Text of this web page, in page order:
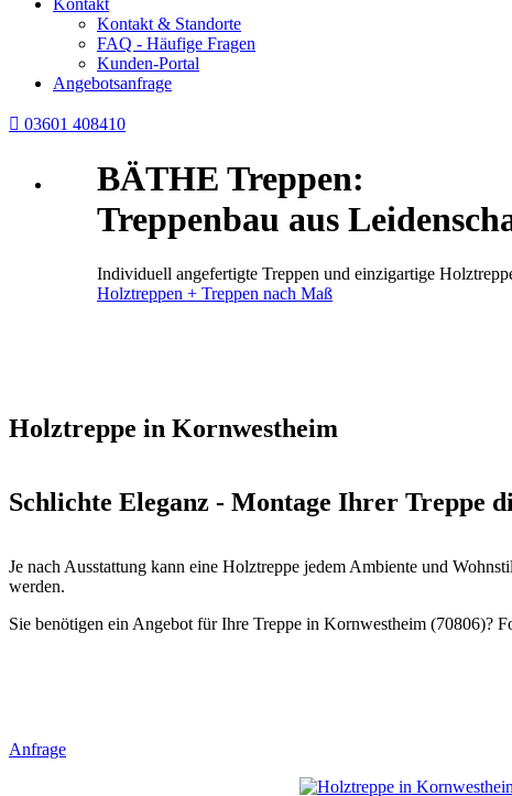
Kontakt
Kontakt & Standorte
FAQ - Häufige Fragen
Kunden-Portal
Angebotsanfrage
 03601 408410
BÄTHE Treppen:
Treppenbau aus
Individuell angefertigte Treppen und einzigartige
Holztreppen + Treppen nach Maß
Holztreppe in Kornwestheim
Schlichte Eleganz - Montage Ihrer Treppe
Je nach Ausstattung kann eine Holztreppe jedem Ambiente und
werden.
Sie benötigen ein Angebot für Ihre Treppe in Kornwestheim (70806)?
Anfrage